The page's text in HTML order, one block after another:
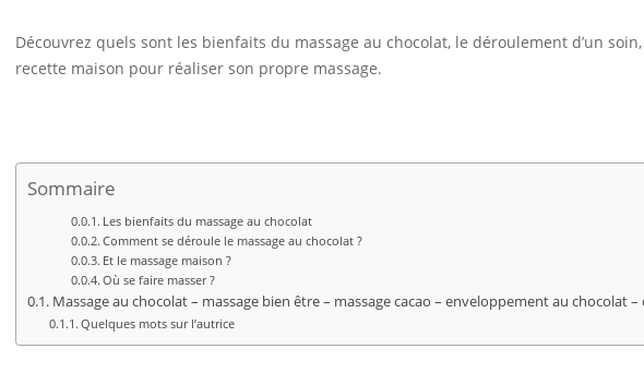
Découvrez quels sont les bienfaits du massage au chocolat, le déroulement d’un
recette maison pour réaliser son propre massage.
Sommaire
Les bienfaits du massage au chocolat
Comment se déroule le massage au chocolat ?
Et le massage maison ?
Où se faire masser ?
Massage au chocolat – massage bien être – massage cacao – enveloppement au chocolat –
Quelques mots sur l’autrice